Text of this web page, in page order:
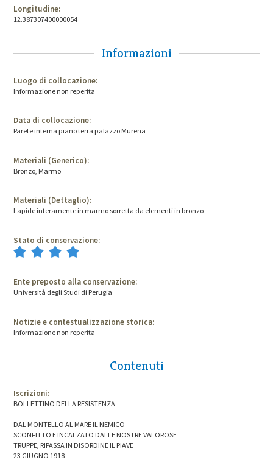
Longitudine:
12.387307400000054
Informazioni
Luogo di collocazione:
Informazione non reperita
Data di collocazione:
Parete interna piano terra palazzo Murena
Materiali (Generico):
Bronzo, Marmo
Materiali (Dettaglio):
Lapide interamente in marmo sorretta da elementi in bronzo
Stato di conservazione:
Ente preposto alla conservazione:
Università degli Studi di Perugia
Notizie e contestualizzazione storica:
Informazione non reperita
Contenuti
Iscrizioni:
BOLLETTINO DELLA RESISTENZA
DAL MONTELLO AL MARE IL NEMICO
SCONFITTO E INCALZATO DALLE NOSTRE VALOROSE
TRUPPE, RIPASSA IN DISORDINE IL PIAVE
23 GIUGNO 1918